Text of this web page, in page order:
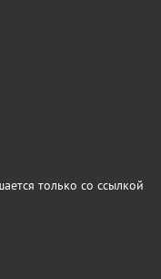
только со ссылкой